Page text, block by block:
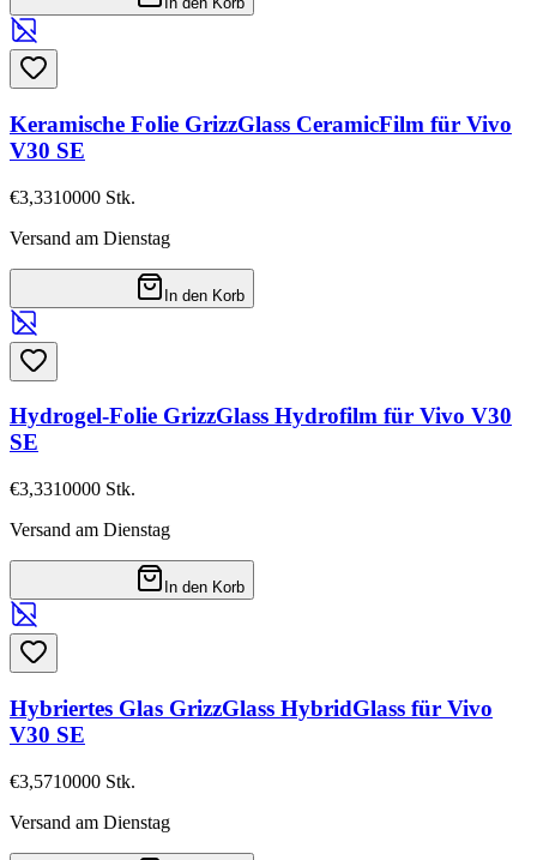
Keramische Folie GrizzGlass CeramicFilm für Vivo
V30 SE
€3,3310000 Stk.
Versand am Dienstag
In den Korb
Hydrogel-Folie GrizzGlass Hydrofilm für Vivo V30
SE
€3,3310000 Stk.
Versand am Dienstag
In den Korb
Hybriertes Glas GrizzGlass HybridGlass für Vivo
V30 SE
€3,5710000 Stk.
Versand am Dienstag